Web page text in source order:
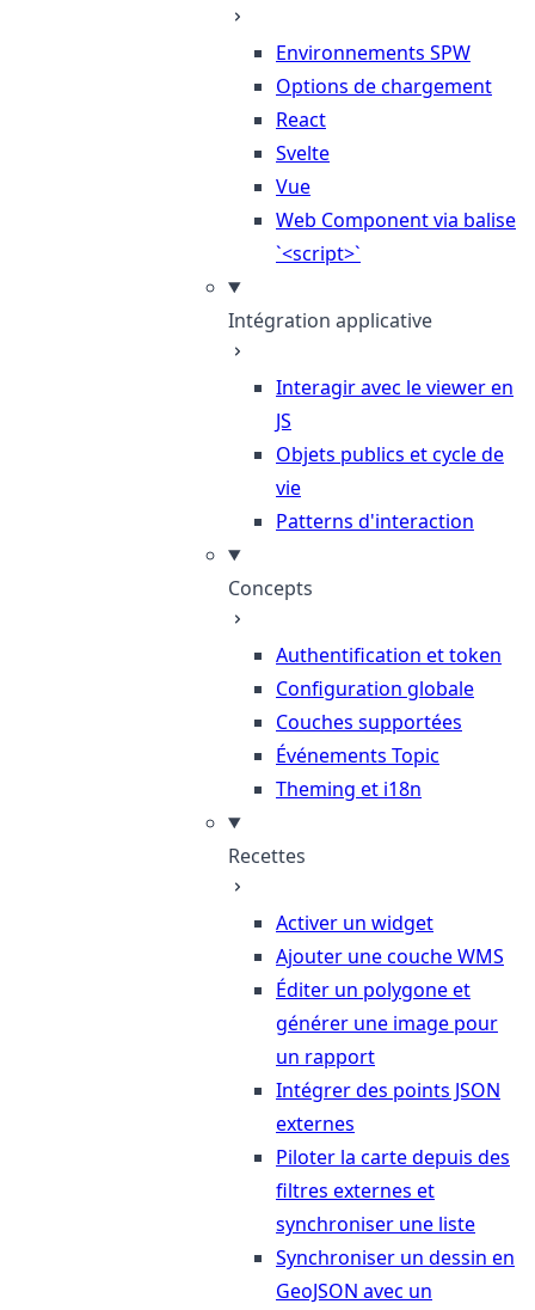
Environnements SPW
Options de chargement
React
Svelte
Vue
Web Component via balise
`<script>`
Intégration applicative
Interagir avec le viewer en
JS
Objets publics et cycle de
vie
Patterns d'interaction
Concepts
Authentification et token
Configuration globale
Couches supportées
Événements Topic
Theming et i18n
Recettes
Activer un widget
Ajouter une couche WMS
Éditer un polygone et
générer une image pour
un rapport
Intégrer des points JSON
externes
Piloter la carte depuis des
filtres externes et
synchroniser une liste
Synchroniser un dessin en
GeoJSON avec un